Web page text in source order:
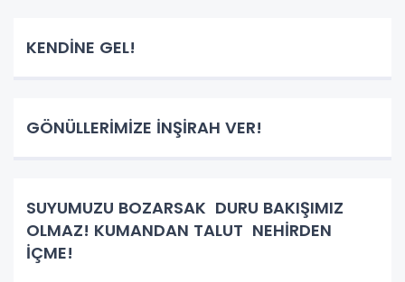
KENDİNE GEL!
GÖNÜLLERİMİZE İNŞİRAH VER!
SUYUMUZU BOZARSAK DURU BAKIŞIMIZ
OLMAZ! KUMANDAN TALUT NEHİRDEN
İÇME!